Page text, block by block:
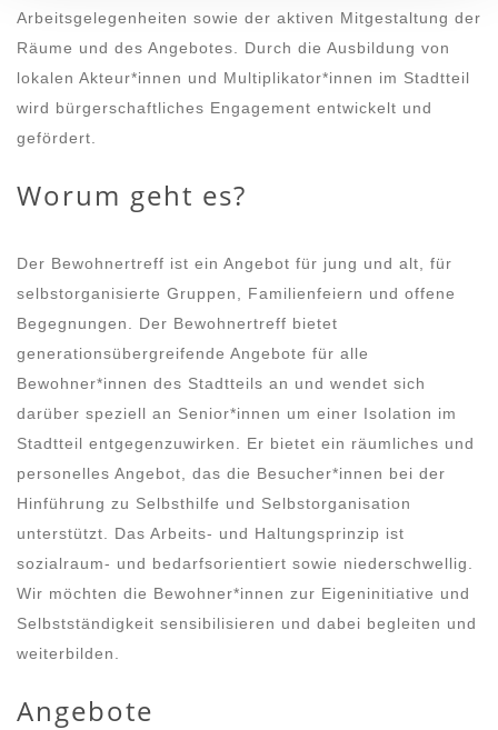
Arbeitsgelegenheiten sowie der aktiven Mitgestaltung der
Räume und des Angebotes. Durch die Ausbildung von
lokalen Akteur*innen und Multiplikator*innen im Stadtteil
wird bürgerschaftliches Engagement entwickelt und
gefördert.
Worum geht es?
Der Bewohnertreff ist ein Angebot für jung und alt, für
selbstorganisierte Gruppen, Familienfeiern und offene
Begegnungen. Der Bewohnertreff bietet
generationsübergreifende Angebote für alle
Bewohner*innen des Stadtteils an und wendet sich
darüber speziell an Senior*innen um einer Isolation im
Stadtteil entgegenzuwirken. Er bietet ein räumliches und
personelles Angebot, das die Besucher*innen bei der
Hinführung zu Selbsthilfe und Selbstorganisation
unterstützt. Das Arbeits- und Haltungsprinzip ist
sozialraum- und bedarfsorientiert sowie niederschwellig.
Wir möchten die Bewohner*innen zur Eigeninitiative und
Selbstständigkeit sensibilisieren und dabei begleiten und
weiterbilden.
Angebote